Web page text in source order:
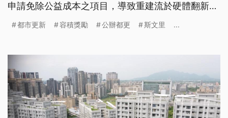
申請免除公益成本之項目，導致重建流於硬體翻新，
結合，已成為安全與都市機能升級的核心關鍵。
都市更新 容積獎勵 公辦都更 斯文里 ...